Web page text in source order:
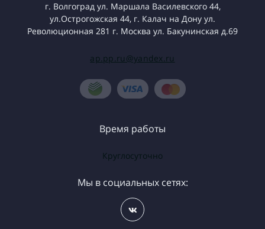
г. Волгоград ул. Маршала Василевского 44,
ул.Острогожская 44, г. Калач на Дону ул.
Революционная 281 г. Москва ул. Бакунинская д.69
ap.pp.ru@yandex.ru
Время работы
Круглосуточно
Мы в социальных сетях: